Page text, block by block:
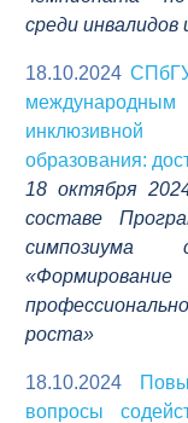
среди
18.10.2024
инклюзивной
образования:
18 октября
составе
симпозиума
роста»
18.10.2024
вопросы